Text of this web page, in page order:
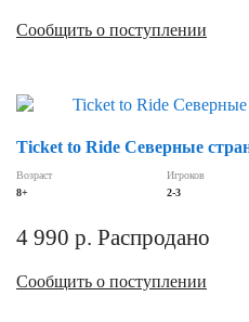
Сообщить о поступлении
Ticket to Ride Северные
Возраст
8+
Игроков
2-3
4 990 р. Распродано
Сообщить о поступлении